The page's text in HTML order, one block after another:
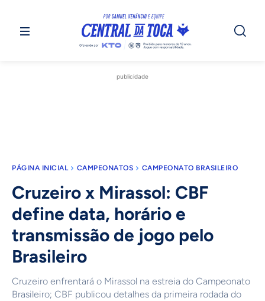
publicidade
PÁGINA INICIAL CAMPEONATOS CAMPEONATO BRASILEIRO
Cruzeiro x Mirassol: CBF
define data, horário e
transmissão de jogo pelo
Brasileiro
Cruzeiro enfrentará o Mirassol na estreia do Campeonato
Brasileiro; CBF publicou detalhes da primeira rodada do